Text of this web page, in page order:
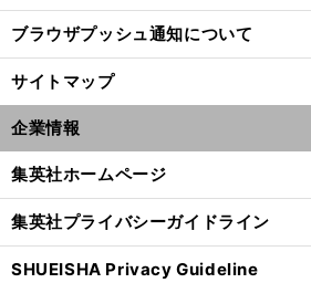
ブラウザプッシュ通知について
サイトマップ
企業情報
集英社ホームページ
集英社プライバシーガイドライン
SHUEISHA Privacy Guideline